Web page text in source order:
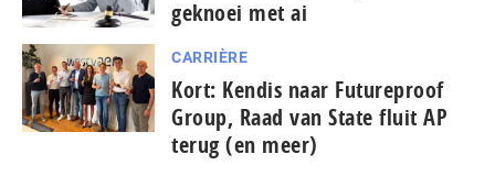
geknoei met ai
CARRIÈRE
Kort: Kendis naar Futureproof
Group, Raad van State fluit AP
terug (en meer)